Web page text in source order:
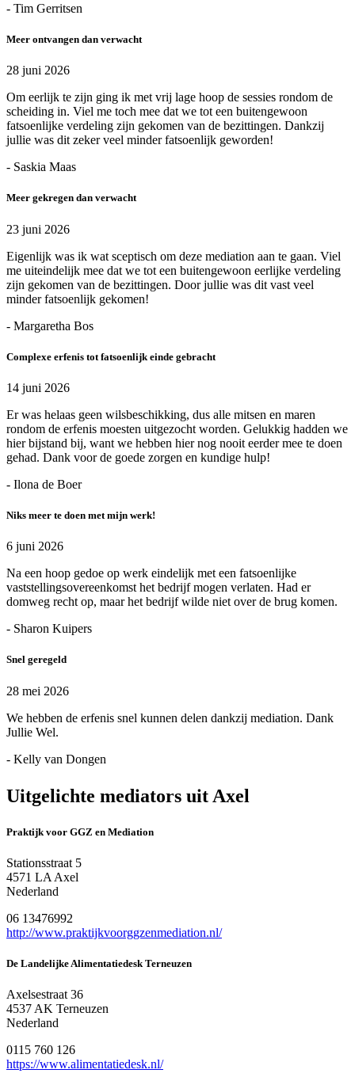
- Tim Gerritsen
Meer ontvangen dan verwacht
28 juni 2026
Om eerlijk te zijn ging ik met vrij lage hoop de sessies rondom de
scheiding in. Viel me toch mee dat we tot een buitengewoon
fatsoenlijke verdeling zijn gekomen van de bezittingen. Dankzij
jullie was dit zeker veel minder fatsoenlijk geworden!
- Saskia Maas
Meer gekregen dan verwacht
23 juni 2026
Eigenlijk was ik wat sceptisch om deze mediation aan te gaan. Viel
me uiteindelijk mee dat we tot een buitengewoon eerlijke verdeling
zijn gekomen van de bezittingen. Door jullie was dit vast veel
minder fatsoenlijk gekomen!
- Margaretha Bos
Complexe erfenis tot fatsoenlijk einde gebracht
14 juni 2026
Er was helaas geen wilsbeschikking, dus alle mitsen en maren
rondom de erfenis moesten uitgezocht worden. Gelukkig hadden we
hier bijstand bij, want we hebben hier nog nooit eerder mee te doen
gehad. Dank voor de goede zorgen en kundige hulp!
- Ilona de Boer
Niks meer te doen met mijn werk!
6 juni 2026
Na een hoop gedoe op werk eindelijk met een fatsoenlijke
vaststellingsovereenkomst het bedrijf mogen verlaten. Had er
domweg recht op, maar het bedrijf wilde niet over de brug komen.
- Sharon Kuipers
Snel geregeld
28 mei 2026
We hebben de erfenis snel kunnen delen dankzij mediation. Dank
Jullie Wel.
- Kelly van Dongen
Uitgelichte mediators uit Axel
Praktijk voor GGZ en Mediation
Stationsstraat 5
4571 LA Axel
Nederland
06 13476992
http://www.praktijkvoorggzenmediation.nl/
De Landelijke Alimentatiedesk Terneuzen
Axelsestraat 36
4537 AK Terneuzen
Nederland
0115 760 126
https://www.alimentatiedesk.nl/